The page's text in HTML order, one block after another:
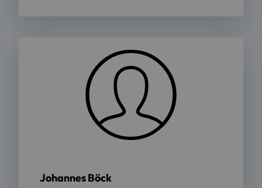
Johannes Böck